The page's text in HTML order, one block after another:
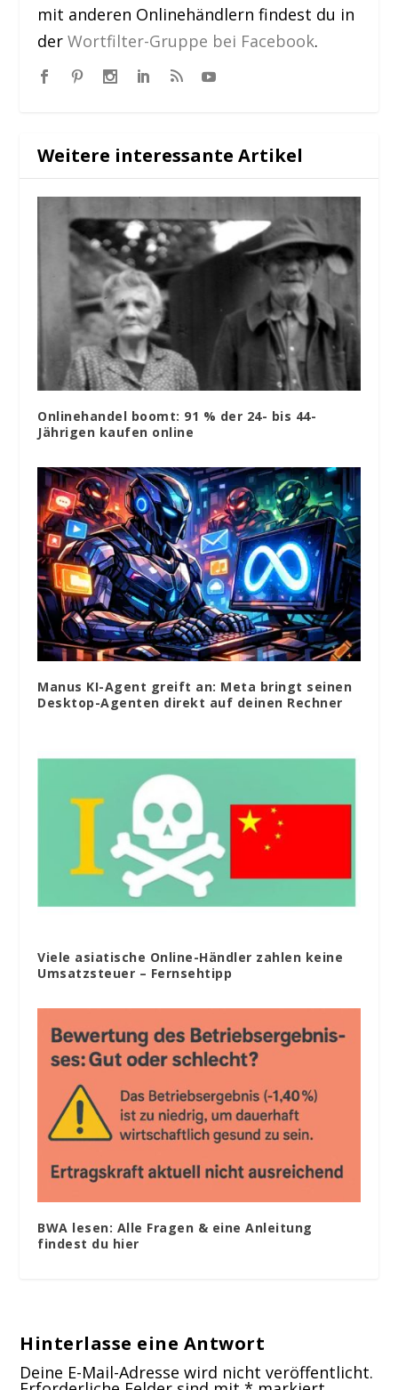
mit anderen Onlinehändlern findest du in
derWortfilter-Gruppe bei Facebook.
Weitere interessante Artikel
Onlinehandel boomt: 91 % der 24- bis 44-
Jährigen kaufen online
Manus KI-Agent greift an: Meta bringt seinen
Desktop-Agenten direkt auf deinen Rechner
Viele asiatische Online-Händler zahlen keine
Umsatzsteuer – Fernsehtipp
BWA lesen: Alle Fragen & eine Anleitung
findest du hier
Hinterlasse eine Antwort
Deine E-Mail-Adresse wird nicht veröffentlicht.